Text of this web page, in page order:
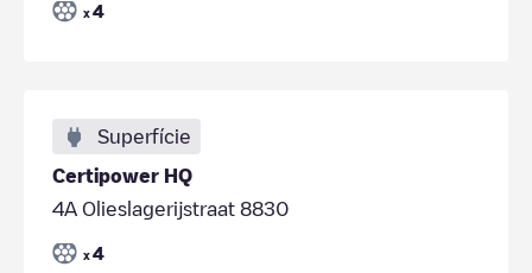
x 4
Superfície
Certipower HQ
4A Olieslagerijstraat 8830
x 4